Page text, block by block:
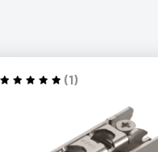
(1)